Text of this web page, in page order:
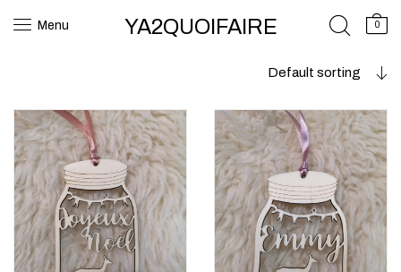
Menu YA2QUOIFAIRE 0
Default sorting